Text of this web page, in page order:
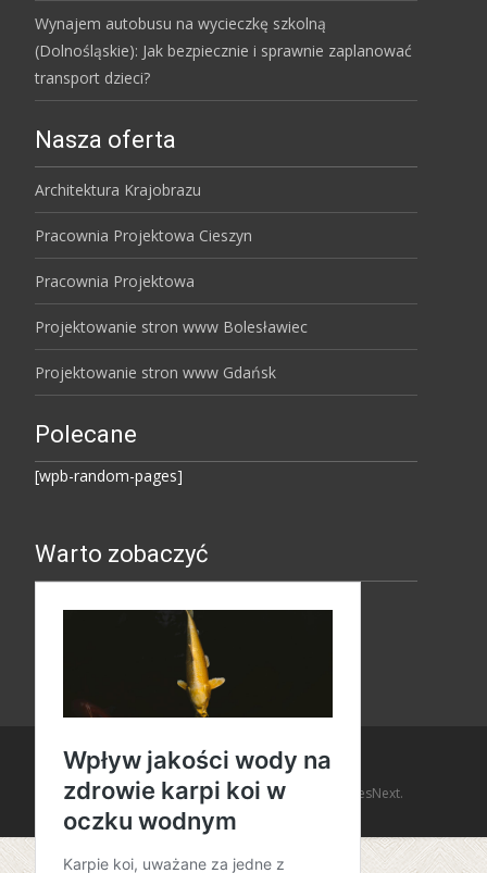
Wynajem autobusu na wycieczkę szkolną
(Dolnośląskie): Jak bezpiecznie i sprawnie zaplanować
transport dzieci?
Nasza oferta
Architektura Krajobrazu
Pracownia Projektowa Cieszyn
Pracownia Projektowa
Projektowanie stron www Bolesławiec
Projektowanie stron www Gdańsk
Polecane
[wpb-random-pages]
Warto zobaczyć
Copyright © Amaro Design
Powered by WordPress, Themei-design by TemplatesNext.